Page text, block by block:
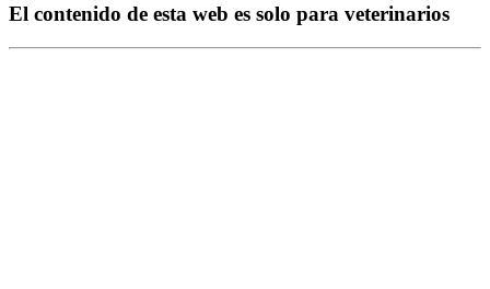
El contenido de esta web es solo para veterinarios